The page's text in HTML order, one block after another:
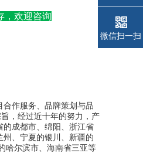
，欢迎咨询
合作服务、品牌策划与品
，经过近十年的努力，产
成都市、绵阳、浙江省
、宁夏的银川、新疆的
哈尔滨市、海南省三亚等
微信扫一扫